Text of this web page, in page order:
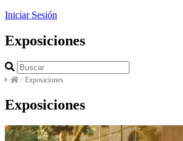
Iniciar Sesión
Exposiciones
/ Exposiciones
Exposiciones